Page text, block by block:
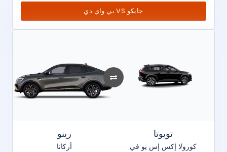
بي واي دي VS جايكو
رينو
أركانا
تويوتا
كورولا إكس إس يو في